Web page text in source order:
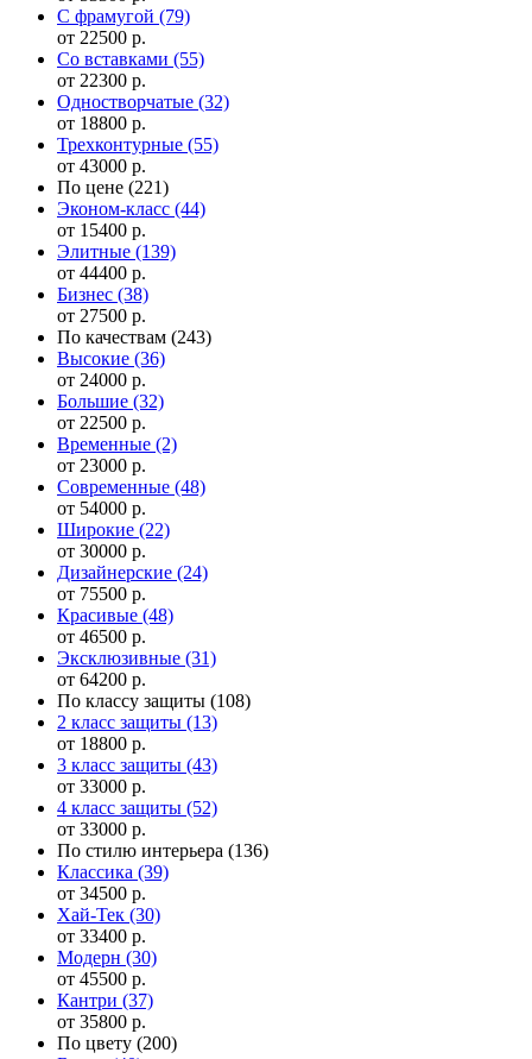
С фрамугой (79)
от 22500 р.
Cо вставками (55)
от 22300 р.
Одностворчатые (32)
от 18800 р.
Трехконтурные (55)
от 43000 р.
По цене (221)
Эконом-класс (44)
от 15400 р.
Элитные (139)
от 44400 р.
Бизнес (38)
от 27500 р.
По качествам (243)
Высокие (36)
от 24000 р.
Большие (32)
от 22500 р.
Временные (2)
от 23000 р.
Современные (48)
от 54000 р.
Широкие (22)
от 30000 р.
Дизайнерские (24)
от 75500 р.
Красивые (48)
от 46500 р.
Эксклюзивные (31)
от 64200 р.
По классу защиты (108)
2 класс защиты (13)
от 18800 р.
3 класс защиты (43)
от 33000 р.
4 класс защиты (52)
от 33000 р.
По стилю интерьера (136)
Классика (39)
от 34500 р.
Хай-Тек (30)
от 33400 р.
Модерн (30)
от 45500 р.
Кантри (37)
от 35800 р.
По цвету (200)